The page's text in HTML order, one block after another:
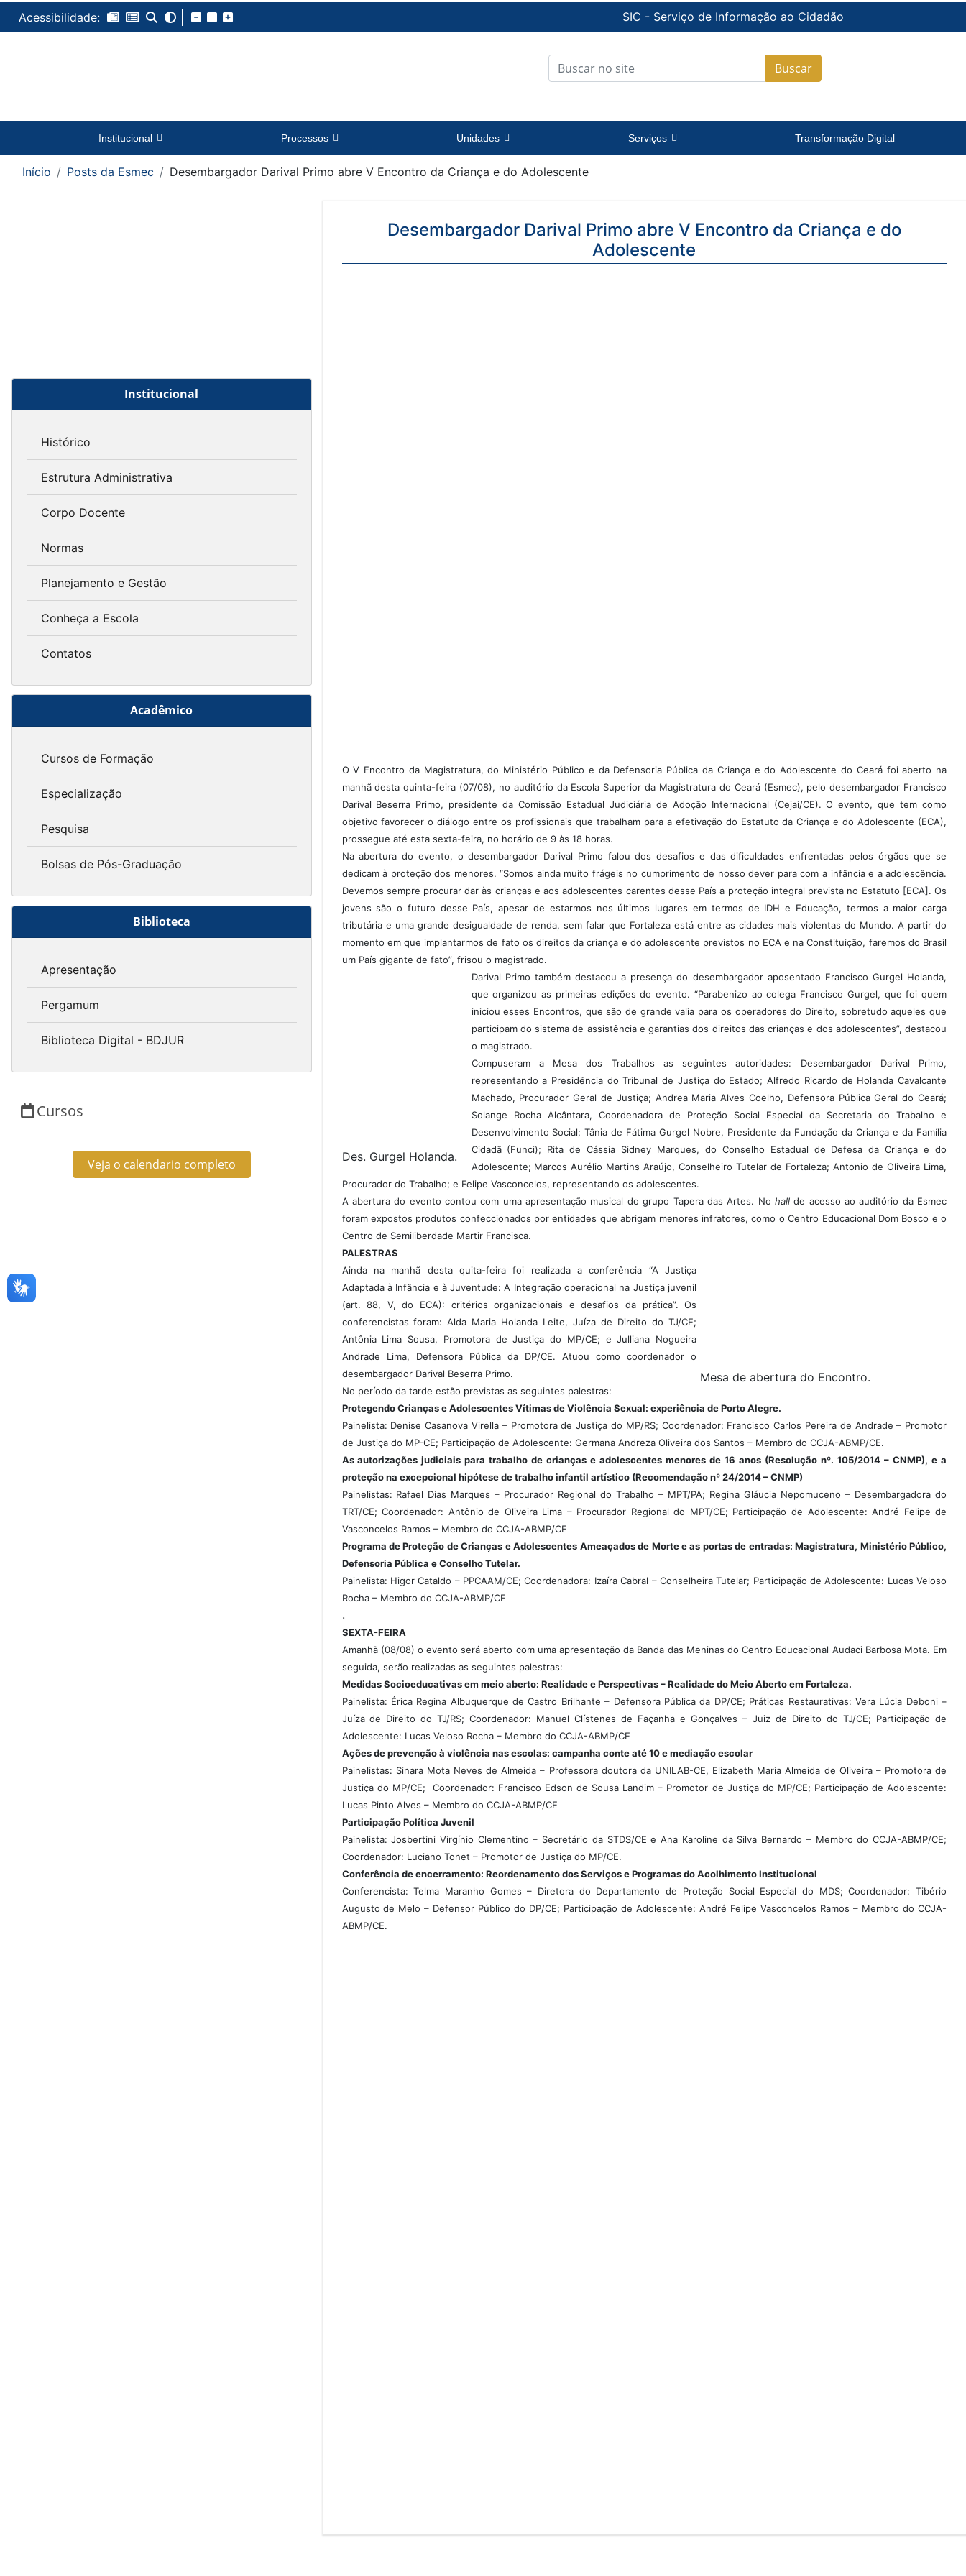
Acessibilidade: SIC - Serviço de Informação ao Cidadão
Buscar
Institucional Processos Unidades Serviços Transformação Digital
Início Posts da Esmec Desembargador Darival Primo abre V Encontro da Criança e do Adolescente
Institucional
Histórico
Estrutura Administrativa
Corpo Docente
Normas
Planejamento e Gestão
Conheça a Escola
Contatos
Acadêmico
Cursos de Formação
Especialização
Pesquisa
Bolsas de Pós-Graduação
Biblioteca
Apresentação
Pergamum
Biblioteca Digital - BDJUR
Cursos
Veja o calendario completo
Desembargador Darival Primo abre V Encontro da Criança e do
Adolescente
O V Encontro da Magistratura, do Ministério Público e da Defensoria Pública da Criança e do Adolescente do Ceará foi aberto na
manhã desta quinta-feira (07/08), no auditório da Escola Superior da Magistratura do Ceará (Esmec), pelo desembargador Francisco
Darival Beserra Primo, presidente da Comissão Estadual Judiciária de Adoção Internacional (Cejai/CE). O evento, que tem como
objetivo favorecer o diálogo entre os profissionais que trabalham para a efetivação do Estatuto da Criança e do Adolescente (ECA),
prossegue até esta sexta-feira, no horário de 9 às 18 horas.
Na abertura do evento, o desembargador Darival Primo falou dos desafios e das dificuldades enfrentadas pelos órgãos que se
dedicam à proteção dos menores. “Somos ainda muito frágeis no cumprimento de nosso dever para com a infância e a adolescência.
Devemos sempre procurar dar às crianças e aos adolescentes carentes desse País a proteção integral prevista no Estatuto [ECA]. Os
jovens são o futuro desse País, apesar de estarmos nos últimos lugares em termos de IDH e Educação, termos a maior carga
tributária e uma grande desigualdade de renda, sem falar que Fortaleza está entre as cidades mais violentas do Mundo. A partir do
momento em que implantarmos de fato os direitos da criança e do adolescente previstos no ECA e na Constituição, faremos do Brasil
um País gigante de fato”, frisou o magistrado.
Des. Gurgel Holanda.
Darival Primo também destacou a presença do desembargador aposentado Francisco Gurgel Holanda,
que organizou as primeiras edições do evento. “Parabenizo ao colega Francisco Gurgel, que foi quem
iniciou esses Encontros, que são de grande valia para os operadores do Direito, sobretudo aqueles que
participam do sistema de assistência e garantias dos direitos das crianças e dos adolescentes”, destacou
o magistrado.
Compuseram a Mesa dos Trabalhos as seguintes autoridades: Desembargador Darival Primo,
representando a Presidência do Tribunal de Justiça do Estado; Alfredo Ricardo de Holanda Cavalcante
Machado, Procurador Geral de Justiça; Andrea Maria Alves Coelho, Defensora Pública Geral do Ceará;
Solange Rocha Alcântara, Coordenadora de Proteção Social Especial da Secretaria do Trabalho e
Desenvolvimento Social; Tânia de Fátima Gurgel Nobre, Presidente da Fundação da Criança e da Família
Cidadã (Funci); Rita de Cássia Sidney Marques, do Conselho Estadual de Defesa da Criança e do
Adolescente; Marcos Aurélio Martins Araújo, Conselheiro Tutelar de Fortaleza; Antonio de Oliveira Lima,
Procurador do Trabalho; e Felipe Vasconcelos, representando os adolescentes.
A abertura do evento contou com uma apresentação musical do grupo Tapera das Artes. No hallde acesso ao auditório da Esmec
foram expostos produtos confeccionados por entidades que abrigam menores infratores, como o Centro Educacional Dom Bosco e o
Centro de Semiliberdade Martir Francisca.
Mesa de abertura do Encontro.
PALESTRAS
Ainda na manhã desta quita-feira foi realizada a conferência “A Justiça
Adaptada à Infância e à Juventude: A Integração operacional na Justiça juvenil
(art. 88, V, do ECA): critérios organizacionais e desafios da prática”. Os
conferencistas foram: Alda Maria Holanda Leite, Juíza de Direito do TJ/CE;
Antônia Lima Sousa, Promotora de Justiça do MP/CE; e Julliana Nogueira
Andrade Lima, Defensora Pública da DP/CE. Atuou como coordenador o
desembargador Darival Beserra Primo.
No período da tarde estão previstas as seguintes palestras:
Protegendo Crianças e Adolescentes Vítimas de Violência Sexual: experiência de Porto Alegre.
Painelista: Denise Casanova Virella – Promotora de Justiça do MP/RS; Coordenador: Francisco Carlos Pereira de Andrade – Promotor
de Justiça do MP-CE; Participação de Adolescente: Germana Andreza Oliveira dos Santos – Membro do CCJA-ABMP/CE.
As autorizações judiciais para trabalho de crianças e adolescentes menores de 16 anos (Resolução nº. 105/2014 – CNMP), e a
proteção na excepcional hipótese de trabalho infantil artístico (Recomendação nº 24/2014 – CNMP)
Painelistas: Rafael Dias Marques – Procurador Regional do Trabalho – MPT/PA; Regina Gláucia Nepomuceno – Desembargadora do
TRT/CE; Coordenador: Antônio de Oliveira Lima – Procurador Regional do MPT/CE; Participação de Adolescente: André Felipe de
Vasconcelos Ramos – Membro do CCJA-ABMP/CE
Programa de Proteção de Crianças e Adolescentes Ameaçados de Morte e as portas de entradas: Magistratura, Ministério Público,
Defensoria Pública e Conselho Tutelar.
Painelista: Higor Cataldo – PPCAAM/CE; Coordenadora: Izaíra Cabral – Conselheira Tutelar; Participação de Adolescente: Lucas Veloso
Rocha – Membro do CCJA-ABMP/CE
.
SEXTA-FEIRA
Amanhã (08/08) o evento será aberto com uma apresentação da Banda das Meninas do Centro Educacional Audaci Barbosa Mota. Em
seguida, serão realizadas as seguintes palestras:
Medidas Socioeducativas em meio aberto: Realidade e Perspectivas – Realidade do Meio Aberto em Fortaleza.
Painelista: Érica Regina Albuquerque de Castro Brilhante – Defensora Pública da DP/CE; Práticas Restaurativas: Vera Lúcia Deboni –
Juíza de Direito do TJ/RS; Coordenador: Manuel Clístenes de Façanha e Gonçalves – Juiz de Direito do TJ/CE; Participação de
Adolescente: Lucas Veloso Rocha – Membro do CCJA-ABMP/CE
Ações de prevenção à violência nas escolas: campanha conte até 10 e mediação escolar
Painelistas: Sinara Mota Neves de Almeida – Professora doutora da UNILAB-CE, Elizabeth Maria Almeida de Oliveira – Promotora de
Justiça do MP/CE; Coordenador: Francisco Edson de Sousa Landim – Promotor de Justiça do MP/CE; Participação de Adolescente:
Lucas Pinto Alves – Membro do CCJA-ABMP/CE
Participação Política Juvenil
Painelista: Josbertini Virgínio Clementino – Secretário da STDS/CE e Ana Karoline da Silva Bernardo – Membro do CCJA-ABMP/CE;
Coordenador: Luciano Tonet – Promotor de Justiça do MP/CE.
Conferência de encerramento: Reordenamento dos Serviços e Programas do Acolhimento Institucional
Conferencista: Telma Maranho Gomes – Diretora do Departamento de Proteção Social Especial do MDS; Coordenador: Tibério
Augusto de Melo – Defensor Público do DP/CE; Participação de Adolescente: André Felipe Vasconcelos Ramos – Membro do CCJA-
ABMP/CE.